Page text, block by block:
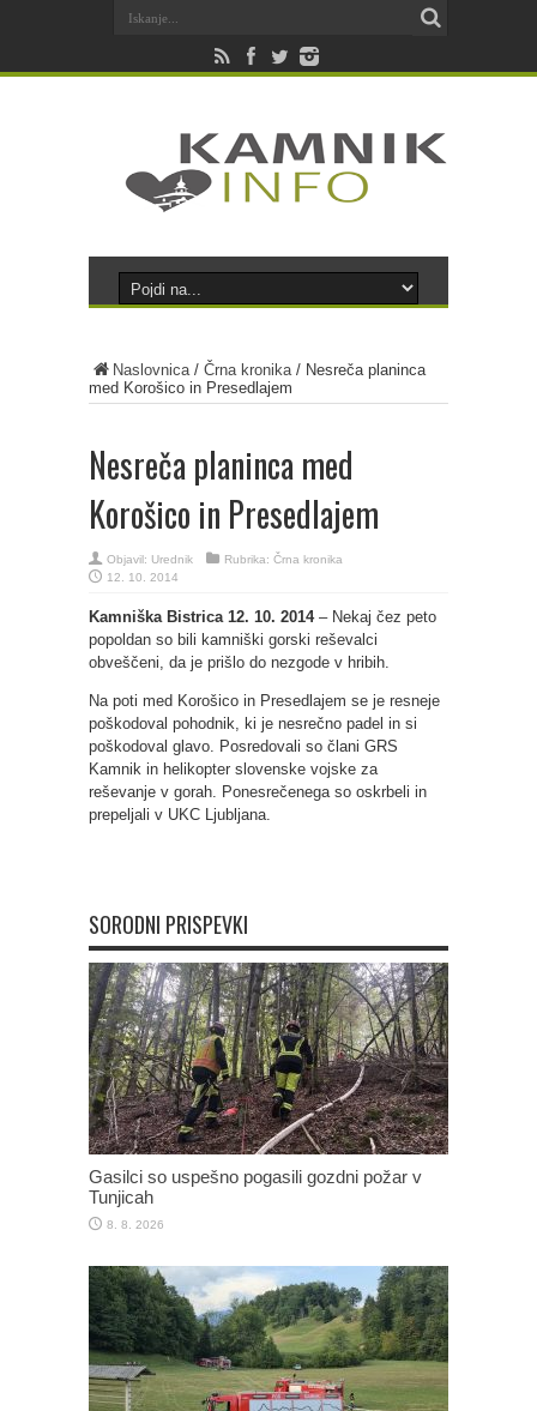
Naslovnica/ Črna kronika/ Nesreča planinca
med Korošico in Presedlajem
Nesreča planinca med
Korošico in Presedlajem
Objavil: Urednik Rubrika: Črna kronika
12. 10. 2014
Kamniška Bistrica 12. 10. 2014– Nekaj čez peto
popoldan so bili kamniški gorski reševalci
obveščeni, da je prišlo do nezgode v hribih.
Na poti med Korošico in Presedlajem se je resneje
poškodoval pohodnik, ki je nesrečno padel in si
poškodoval glavo. Posredovali so člani GRS
Kamnik in helikopter slovenske vojske za
reševanje v gorah. Ponesrečenega so oskrbeli in
prepeljali v UKC Ljubljana.
SORODNI PRISPEVKI
Gasilci so uspešno pogasili gozdni požar v
Tunjicah
8. 8. 2026